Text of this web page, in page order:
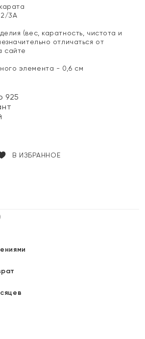
2/3А
(вес, каратность, чистота и
отличаться от
сайте
элемента - 0,6 см
925
В ИЗБРАННОЕ